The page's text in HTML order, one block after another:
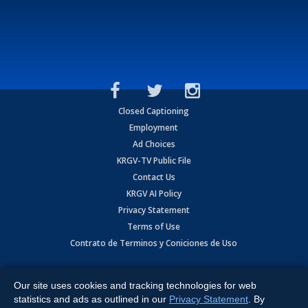
Closed Captioning
Employment
Ad Choices
KRGV-TV Public File
Contact Us
KRGV AI Policy
Privacy Statement
Terms of Use
Contrato de Terminos y Coniciones de Uso
Expressway, Weslaco, TX 78596.
All Rights Reserved. Powered by:Ruby Shore Software
Our site uses cookies and tracking technologies for web
statistics and ads as outlined in our Privacy Statement . By